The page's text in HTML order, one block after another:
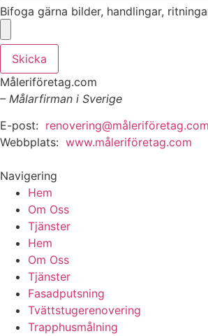
Bifoga gärna bilder, handlingar,
Skicka
Måleriföretag.com
– Målarfirman i Sverige
E-post: renovering@måleriföretag.com
Webbplats: www.måleriföretag.com
Navigering
Hem
Om Oss
Tjänster
Hem
Om Oss
Tjänster
Fasadputsning
Tvättstugerenovering
Trapphusmålning